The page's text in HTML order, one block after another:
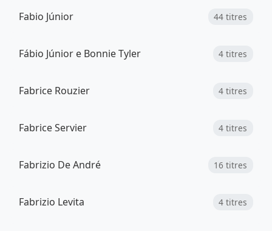
Fabio Júnior 44 titres
Fábio Júnior e Bonnie Tyler 4 titres
Fabrice Rouzier 4 titres
Fabrice Servier 4 titres
Fabrizio De André 16 titres
Fabrizio Levita 4 titres